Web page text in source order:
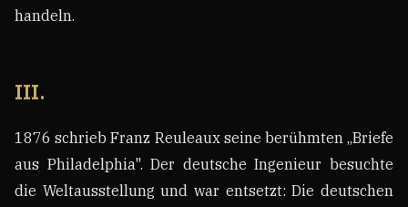
handeln.
III.
1876 schrieb Franz Reuleaux seine berühmten „Briefe
aus Philadelphia". Der deutsche Ingenieur besuchte
die Weltausstellung und war entsetzt: Die deutschen